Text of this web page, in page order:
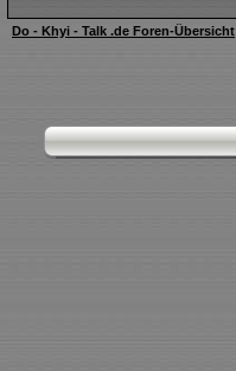
Do - Khyi - Talk .de Foren-Übersicht